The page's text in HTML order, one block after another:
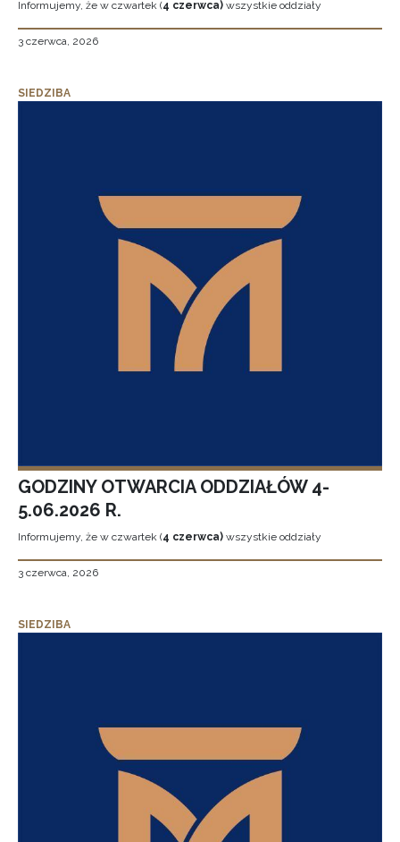
Informujemy, że w czwartek (4 czerwca) wszystkie oddziały
3 czerwca, 2026
SIEDZIBA
GODZINY OTWARCIA ODDZIAŁÓW 4-
5.06.2026 R.
Informujemy, że w czwartek (4 czerwca) wszystkie oddziały
3 czerwca, 2026
SIEDZIBA